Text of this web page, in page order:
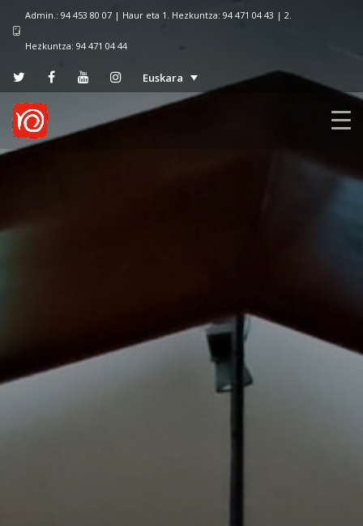
Admin.: 94 453 80 07 | Haur eta 1. Hezkuntza: 94 471 04 43 | 2.
Hezkuntza: 94 471 04 44
Euskara